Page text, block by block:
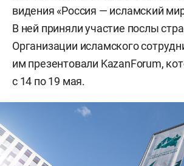
видения «Россия — исламский
В ней приняли участие послы
Организации исламского
им презентовали KazanForum,
с 14 по 19 мая.